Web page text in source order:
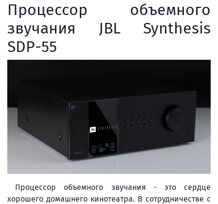
Процессор объемного
звучания JBL Synthesis
SDP-55
Процессор объемного звучания - это сердце
хорошего домашнего кинотеатра. В сотрудничестве с